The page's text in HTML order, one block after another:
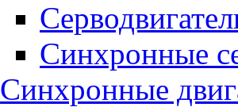
Синхронные
Синхронные